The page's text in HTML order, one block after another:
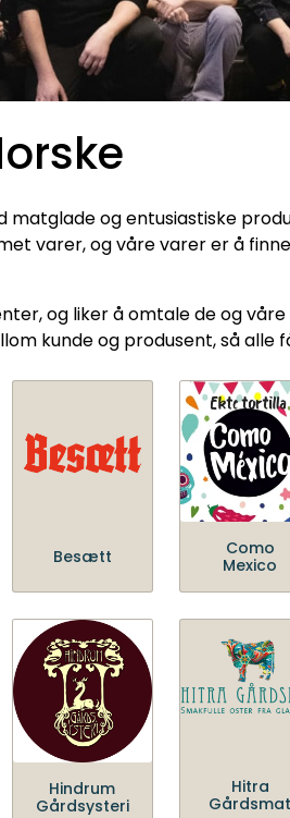
og entusiastiske
varer, og våre varer er å
og liker å omtale de og
kunde og produsent, så alle
Besætt
Como
Mexico
Hindrum
Gårdsysteri
Hitra
Gårdsmat